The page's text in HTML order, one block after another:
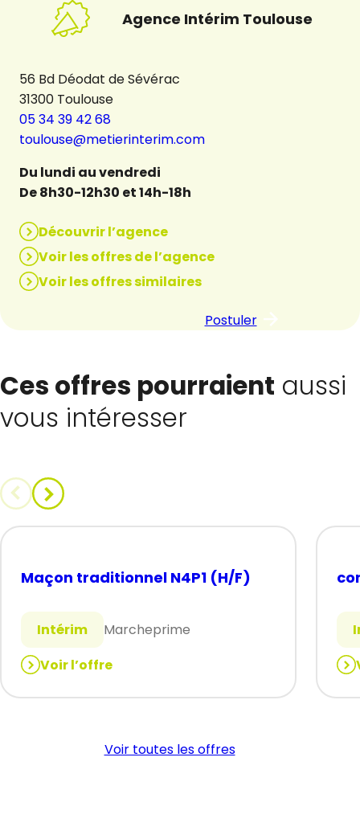
Agence Intérim Toulouse
56 Bd Déodat de Sévérac
31300 Toulouse
05 34 39 42 68
toulouse@metierinterim.com
Du lundi au vendredi
De 8h30-12h30 et 14h-18h
Découvrir l’agence
Voir les offres de l’agence
Voir les offres similaires
Postuler
Ces offres pourraient aussi
vous intéresser
Maçon traditionnel N4P1 (H/F)
Intérim
Marcheprime
Voir l’offre
:
Maçon
:
Voir toutes les offres